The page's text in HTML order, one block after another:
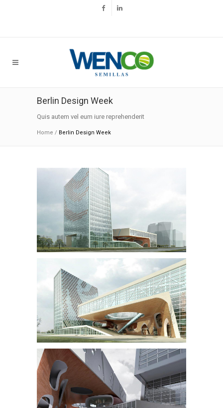
Berlin Design Week
Quis autem vel eum iure reprehenderit
Home / Berlin Design Week